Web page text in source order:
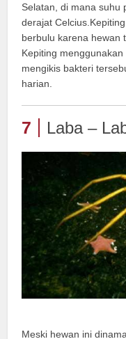
Selatan, di mana suhu
derajat
berbulu karena hewan
Kepiting
mengikis bakteri
harian.
7 Laba –
Meski hewan ini